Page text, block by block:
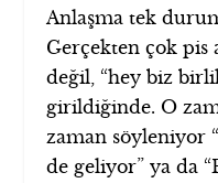
Anlaşma tek
Gerçekten çok pis
değil, “hey biz
girildiğinde. O
zaman söyleniyor
de geliyor” ya da